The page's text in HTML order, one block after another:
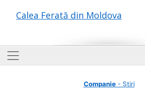
Calea Ferată din Moldova
Companie- Știri